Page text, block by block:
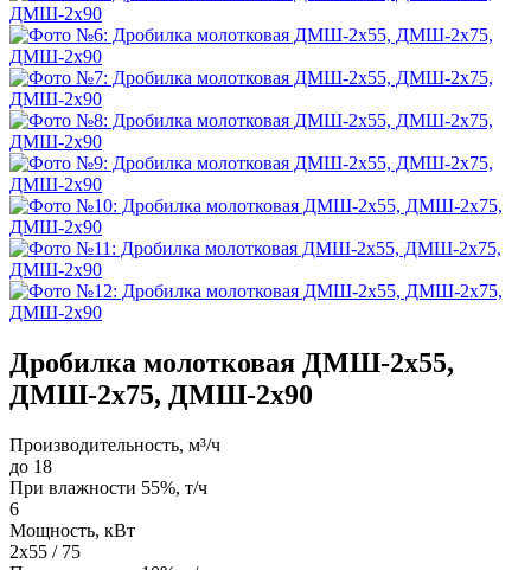
Дробилка молотковая ДМШ-2х55,
ДМШ-2х75, ДМШ-2х90
Производительность, м³/ч
до 18
При влажности 55%, т/ч
6
Мощность, кВт
2х55 / 75